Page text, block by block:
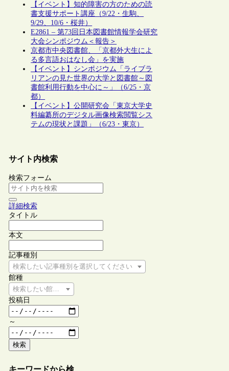
【イベント】知的障害の方のための読
書支援サポート講座（9/22・生駒、
9/29、10/6・桜井）
E2861 – 第73回日本図書館情報学会研究
大会シンポジウム＜報告＞
京都市中央図書館、「京都外大生によ
る多言語おはなし会」を実施
【イベント】シンポジウム「ライブラ
リアンの見た世界の大学と図書館～図
書館利用行動を中心に～」（6/25・京
都）
【イベント】公開研究会「東京大学史
料編纂所のデジタル画像検索閲覧シス
テムの現状と課題」（6/23・東京）
サイト内検索
検索フォーム
詳細検索
タイトル
本文
記事種別
検索したい記事種別を選択してください
館種
検索したい館種を選択してください
投稿日
～
検索